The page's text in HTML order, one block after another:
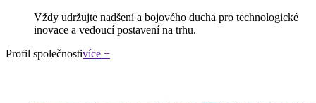
Vždy udržujte nadšení a bojového ducha pro technologické
inovace a vedoucí postavení na trhu.
Profil společnostivíce +